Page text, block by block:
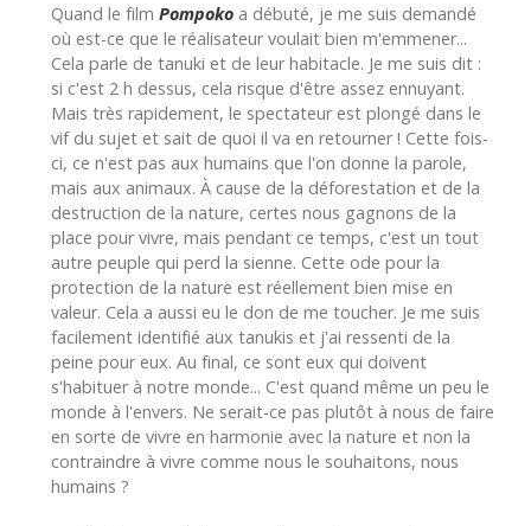
Quand le film Pompoko a débuté, je me suis demandé
où est-ce que le réalisateur voulait bien m'emmener...
Cela parle de tanuki et de leur habitacle. Je me suis dit :
si c'est 2 h dessus, cela risque d'être assez ennuyant.
Mais très rapidement, le spectateur est plongé dans le
vif du sujet et sait de quoi il va en retourner ! Cette fois-
ci, ce n'est pas aux humains que l'on donne la parole,
mais aux animaux. À cause de la déforestation et de la
destruction de la nature, certes nous gagnons de la
place pour vivre, mais pendant ce temps, c'est un tout
autre peuple qui perd la sienne. Cette ode pour la
protection de la nature est réellement bien mise en
valeur. Cela a aussi eu le don de me toucher. Je me suis
facilement identifié aux tanukis et j'ai ressenti de la
peine pour eux. Au final, ce sont eux qui doivent
s'habituer à notre monde... C'est quand même un peu le
monde à l'envers. Ne serait-ce pas plutôt à nous de faire
en sorte de vivre en harmonie avec la nature et non la
contraindre à vivre comme nous le souhaitons, nous
humains ?